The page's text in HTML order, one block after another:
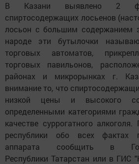
В Казани выявлено 2
спиртосодержащих лосьенов
лосьон с большим содержанием
народе эти бутылочки
торговых автоматов,
торговых павильонов,
районах и микрорынках г.
внимание то, что
низкой цены и высокого
определенными категориями
качестве суррогатного
республики обо всех фактах
аппарата сообщить в
Республики Татарстан или в ГИС